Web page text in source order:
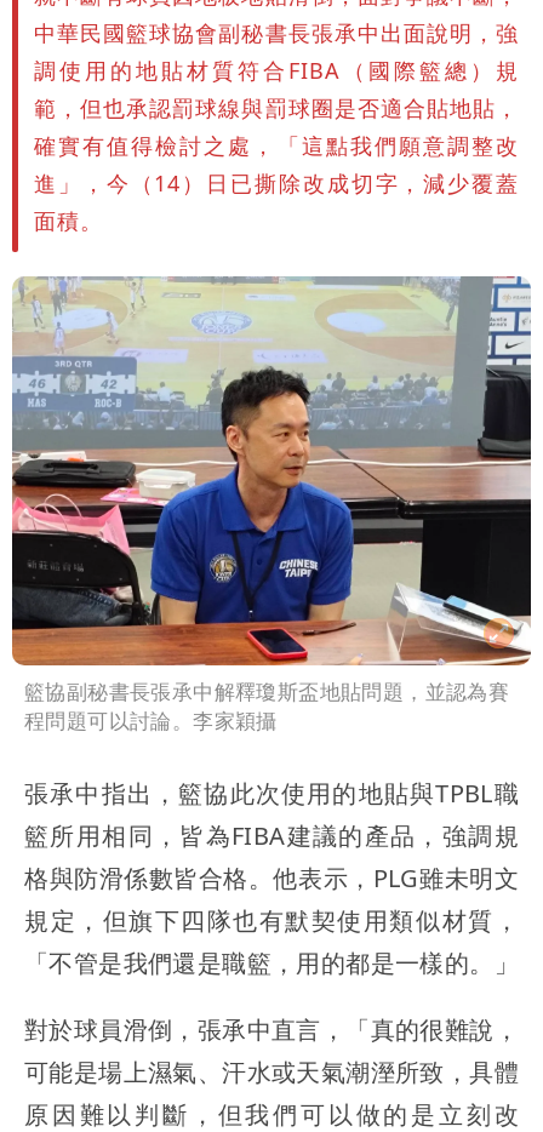
繞 路徑擺盪
特斯拉衝夜市…猛撞12車！民眾嚇「賓士
救好幾條人命」
他揭日本捐AZ疫苗秘辛「專為台生
產」：終還陳時中清白
白海豚「大轉彎」機率非常小！明強度有
中華民國籃球協會副秘書長張承中出面說明，強
調使用的地貼材質符合FIBA（國際籃總）規
範，但也承認罰球線與罰球圈是否適合貼地貼，
確實有值得檢討之處，「這點我們願意調整改
進」，今（14）日已撕除改成切字，減少覆蓋
面積。
籃協副秘書長張承中解釋瓊斯盃地貼問題，並認為賽
程問題可以討論。李家穎攝
張承中指出，籃協此次使用的地貼與TPBL職
籃所用相同，皆為FIBA建議的產品，強調規
格與防滑係數皆合格。他表示，PLG雖未明文
規定，但旗下四隊也有默契使用類似材質，
「不管是我們還是職籃，用的都是一樣的。」
對於球員滑倒，張承中直言，「真的很難說，
可能是場上濕氣、汗水或天氣潮溼所致，具體
原因難以判斷，但我們可以做的是立刻改